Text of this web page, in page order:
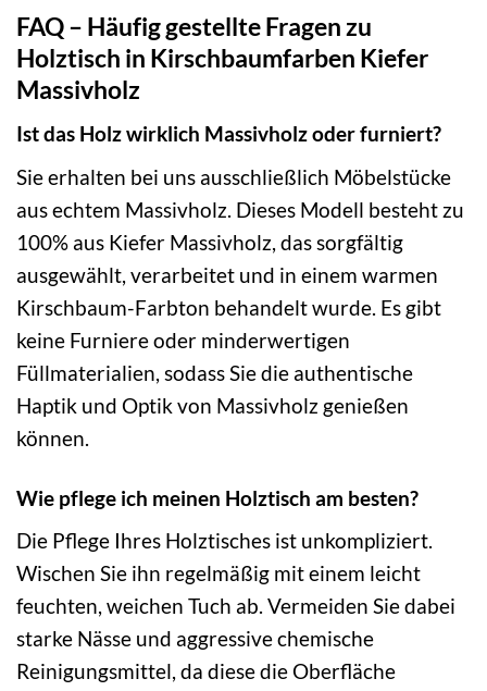
FAQ – Häufig gestellte Fragen zu
Holztisch in Kirschbaumfarben Kiefer
Massivholz
Ist das Holz wirklich Massivholz oder furniert?
Sie erhalten bei uns ausschließlich Möbelstücke
aus echtem Massivholz. Dieses Modell besteht zu
100% aus Kiefer Massivholz, das sorgfältig
ausgewählt, verarbeitet und in einem warmen
Kirschbaum-Farbton behandelt wurde. Es gibt
keine Furniere oder minderwertigen
Füllmaterialien, sodass Sie die authentische
Haptik und Optik von Massivholz genießen
können.
Wie pflege ich meinen Holztisch am besten?
Die Pflege Ihres Holztisches ist unkompliziert.
Wischen Sie ihn regelmäßig mit einem leicht
feuchten, weichen Tuch ab. Vermeiden Sie dabei
starke Nässe und aggressive chemische
Reinigungsmittel, da diese die Oberfläche